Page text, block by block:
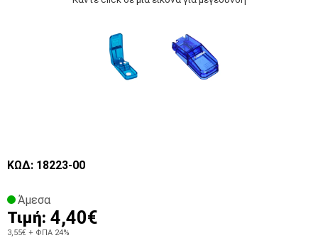
ΚΩΔ: 18223-00
Άμεσα
Τιμή: 4,40€
3,55€ + ΦΠΑ 24%